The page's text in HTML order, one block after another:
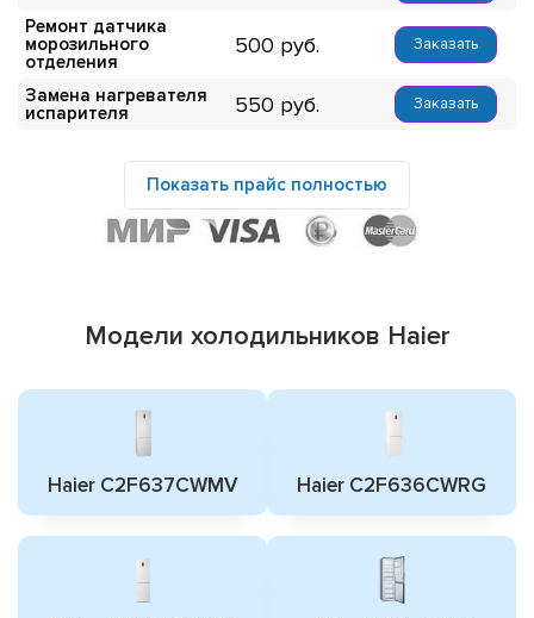
Ремонт датчика
морозильного
отделения
500 Заказать
Замена нагревателя
испарителя
550 Заказать
Показать прайс полностью
Модели холодильников Haier
Haier C2F637CWMV Haier C2F636CWRG